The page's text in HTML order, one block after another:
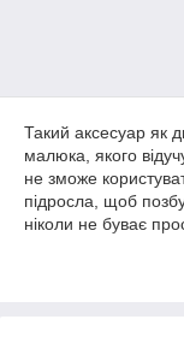
Такий аксесуар як
малюка, якого
не зможе
підросла, щоб
ніколи не буває
Головне, купити